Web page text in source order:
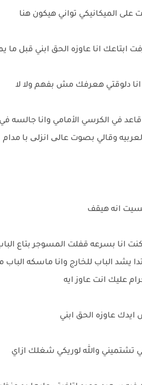
الميكانيكي تواني هيكون هنا
ابتاعك انا عاوزه الحق ابني قبل
دلوقتي هعرفك مش بفهم ولا لا
في الكرسي الأمامي وانا جالسه
وقالي بصوت عالی انزلی با مدام
انه هيقف
كنت انا بسرعه قفلت المسوجر بتاع
يشد الباب للخارج وانا ماسكه
عليك انت عاوز ايه
عاوزه الحق ابني
تشتميني والله لوريكي شغلك ازاي